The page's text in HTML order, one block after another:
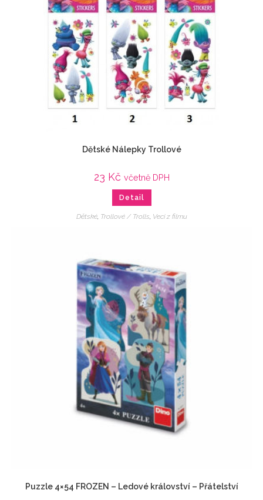
Dětské Nálepky Trollové
23 Kč včetně DPH
Detail
Dětské, Trollové / Trolls Veci z filmu
Puzzle 4×54 FROZEN – Ledové království – Přátelství